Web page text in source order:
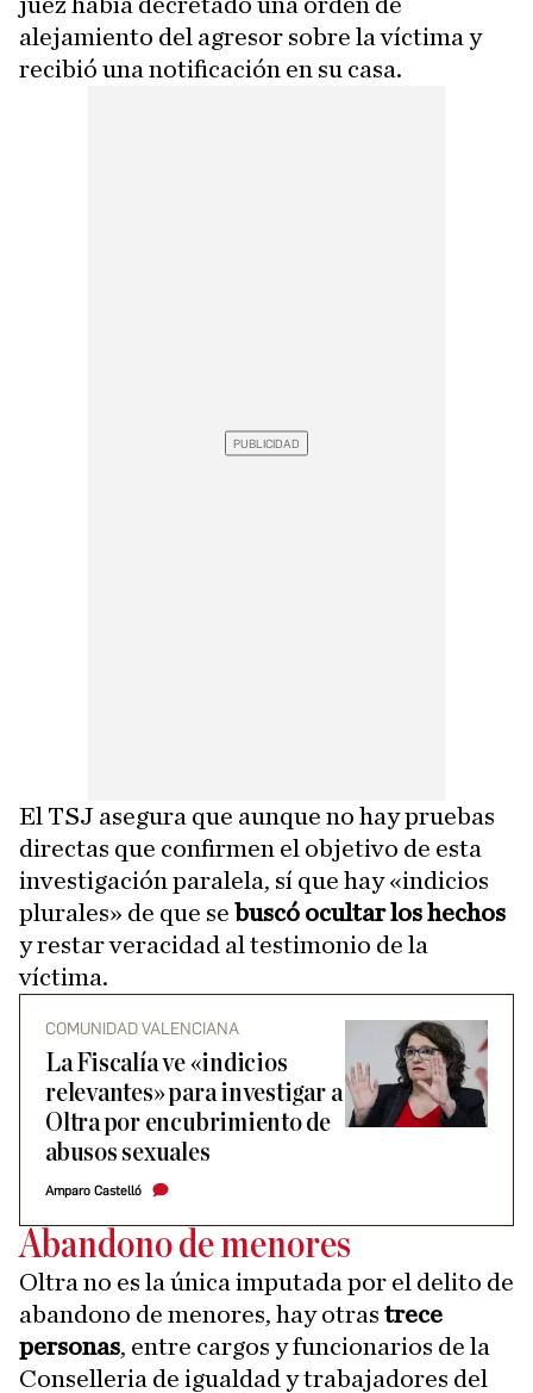
alejamiento del agresor sobre la víctima y
recibió una notificación en su casa.
El TSJ asegura que aunque no hay pruebas
directas que confirmen el objetivo de esta
investigación paralela, sí que hay «indicios
plurales» de que se buscó ocultar los hechos
y restar veracidad al testimonio de la
víctima.
COMUNIDAD VALENCIANA
La Fiscalía ve «indicios
relevantes» para investigar a
Oltra por encubrimiento de
abusos sexuales
Amparo Castelló
Abandono de menores
Oltra no es la única imputada por el delito de
abandono de menores, hay otras trece
personas, entre cargos y funcionarios de la
Conselleria de igualdad y trabajadores del